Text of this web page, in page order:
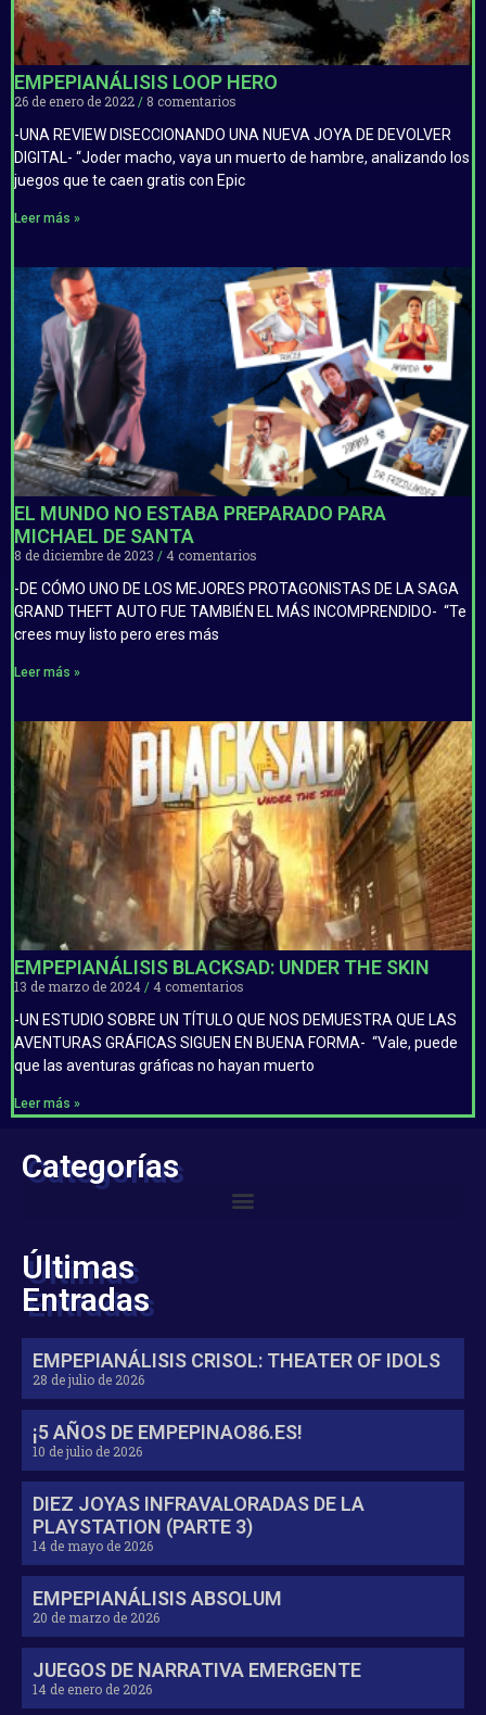
EMPEPIANÁLISIS LOOP HERO
26 de enero de 2022
8 comentarios
-UNA REVIEW DISECCIONANDO UNA NUEVA JOYA DE DEVOLVER
DIGITAL- “Joder macho, vaya un muerto de hambre, analizando los
juegos que te caen gratis con Epic
Leer más »
EL MUNDO NO ESTABA PREPARADO PARA
MICHAEL DE SANTA
8 de diciembre de 2023
4 comentarios
-DE CÓMO UNO DE LOS MEJORES PROTAGONISTAS DE LA SAGA
GRAND THEFT AUTO FUE TAMBIÉN EL MÁS INCOMPRENDIDO- “Te
crees muy listo pero eres más
Leer más »
EMPEPIANÁLISIS BLACKSAD: UNDER THE SKIN
13 de marzo de 2024
4 comentarios
-UN ESTUDIO SOBRE UN TÍTULO QUE NOS DEMUESTRA QUE LAS
AVENTURAS GRÁFICAS SIGUEN EN BUENA FORMA- “Vale, puede
que las aventuras gráficas no hayan muerto
Leer más »
Categorías
Últimas
Entradas
EMPEPIANÁLISIS CRISOL: THEATER OF IDOLS
28 de julio de 2026
¡5 AÑOS DE EMPEPINAO86.ES!
10 de julio de 2026
DIEZ JOYAS INFRAVALORADAS DE LA
PLAYSTATION (PARTE 3)
14 de mayo de 2026
EMPEPIANÁLISIS ABSOLUM
20 de marzo de 2026
JUEGOS DE NARRATIVA EMERGENTE
14 de enero de 2026